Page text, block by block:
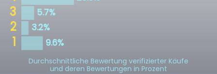
Durchschnittliche Bewertung verifizierter Käufe
und deren Bewertungen in Prozent